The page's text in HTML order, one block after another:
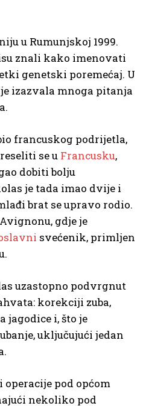
u Rumunjskoj 1999.
znali kako imenovati
genetski poremećaj. U
izazvala mnoga pitanja
francuskog podrijetla,
se u Francusku,
dobiti bolju
je tada imao dvije i
brat se upravo rodio.
gdje je
svećenik, primljen
uzastopno podvrgnut
korekciji zuba,
jagodice i, što je
uključujući jedan
operacije pod općom
nekoliko pod